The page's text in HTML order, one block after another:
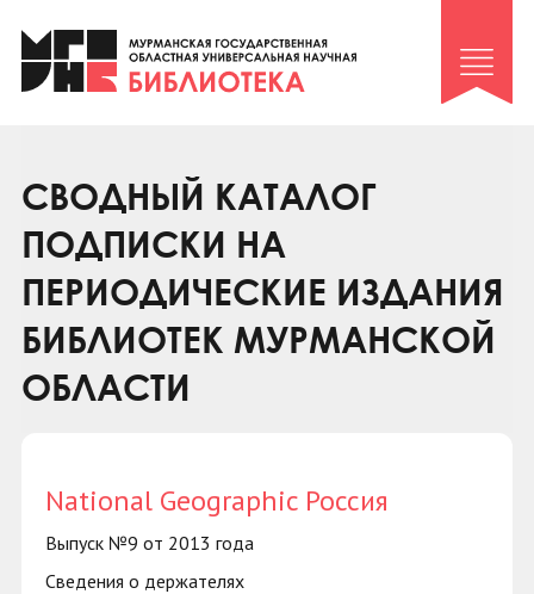
Клуб «Гиря и сельдерей»
Клуб «Семейный архив»
Коллегам
Контакты
СВОДНЫЙ КАТАЛОГ
ПОДПИСКИ НА
ПЕРИОДИЧЕСКИЕ ИЗДАНИЯ
БИБЛИОТЕК МУРМАНСКОЙ
ОБЛАСТИ
National Geographic Россия
Выпуск №9 от 2013 года
Сведения о держателях